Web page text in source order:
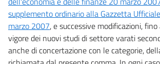
supplemento ordinario alla Gazzetta
marzo 2007, e successive modificazioni,
vigore dei nuovi studi di settore varati
anche di concertazione con le categorie,